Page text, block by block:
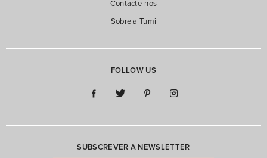
Contacte-nos
Sobre a Tumi
FOLLOW US
SUBSCREVER A NEWSLETTER